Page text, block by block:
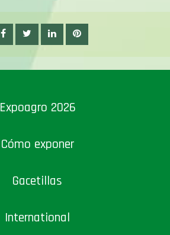
Expoagro 2026
Cómo exponer
Gacetillas
International